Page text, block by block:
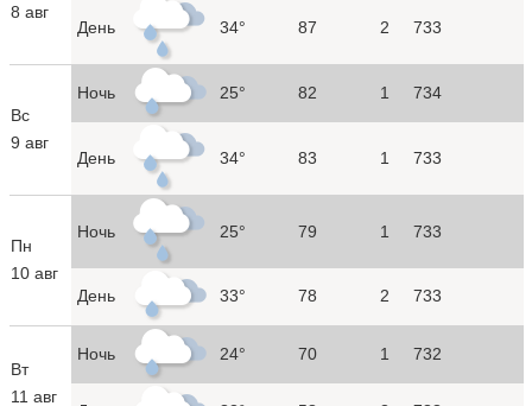
8 авг
День 34° 87 2 733
Вс
9 авг
Ночь 25° 82 1 734
День 34° 83 1 733
Пн
10 авг
Ночь 25° 79 1 733
День 33° 78 2 733
Вт
11 авг
Ночь 24° 70 1 732